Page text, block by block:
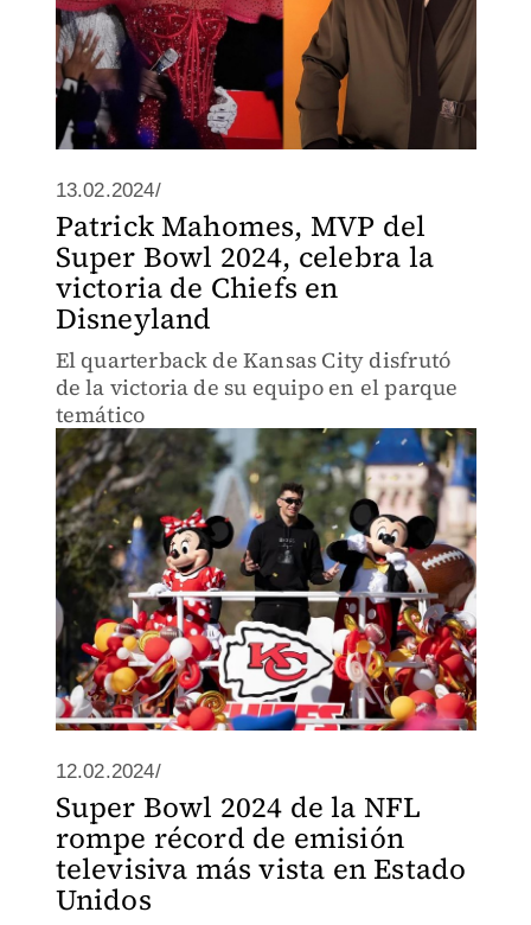
13.02.2024/
Patrick Mahomes, MVP del
Super Bowl 2024, celebra la
victoria de Chiefs en
Disneyland
El quarterback de Kansas City disfrutó
de la victoria de su equipo en el parque
temático
12.02.2024/
Super Bowl 2024 de la NFL
rompe récord de emisión
televisiva más vista en Estado
Unidos